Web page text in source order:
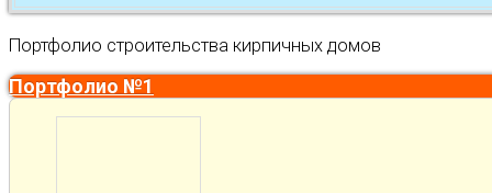
Портфолио строительства кирпичных домов
Портфолио №1